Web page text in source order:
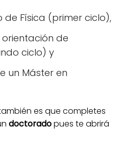
de Física (primer ciclo),
de
ciclo) y
un Máster en
es que completes
doctoradopues te abrirá